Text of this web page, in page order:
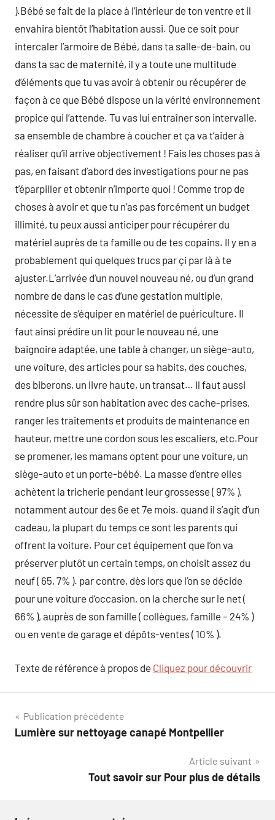
).Bébé se fait de la place à l’intérieur de ton ventre et il
envahira bientôt l’habitation aussi. Que ce soit pour
intercaler l’armoire de Bébé, dans ta salle-de-bain, ou
dans ta sac de maternité, il y a toute une multitude
d’éléments que tu vas avoir à obtenir ou récupérer de
façon à ce que Bébé dispose un la vérité environnement
propice qui l’attende. Tu vas lui entraîner son intervalle,
sa ensemble de chambre à coucher et ça va t’aider à
réaliser qu’il arrive objectivement ! Fais les choses pas à
pas, en faisant d’abord des investigations pour ne pas
t’éparpiller et obtenir n’importe quoi ! Comme trop de
choses à avoir et que tu n’as pas forcément un budget
illimité, tu peux aussi anticiper pour récupérer du
matériel auprès de ta famille ou de tes copains. Il y en a
probablement qui quelques trucs par çi par là à te
ajuster.L’arrivée d’un nouvel nouveau né, ou d’un grand
nombre de dans le cas d’une gestation multiple,
nécessite de s’équiper en matériel de puériculture. Il
faut ainsi prédire un lit pour le nouveau né, une
baignoire adaptée, une table à changer, un siège-auto,
une voiture, des articles pour sa habits, des couches,
des biberons, un livre haute, un transat… Il faut aussi
rendre plus sûr son habitation avec des cache-prises,
ranger les traitements et produits de maintenance en
hauteur, mettre une cordon sous les escaliers, etc.Pour
se promener, les mamans optent pour une voiture, un
siège-auto et un porte-bébé. La masse d’entre elles
achètent la tricherie pendant leur grossesse ( 97% ),
notamment autour des 6e et 7e mois. quand il s’agit d’un
cadeau, la plupart du temps ce sont les parents qui
offrent la voiture. Pour cet équipement que l’on va
préserver plutôt un certain temps, on choisit assez du
neuf ( 65, 7% ). par contre, dès lors que l’on se décide
pour une voiture d’occasion, on la cherche sur le net (
66% ), auprès de son famille ( collègues, famille – 24% )
ou en vente de garage et dépôts-ventes ( 10% ).
Texte de référence à propos de Cliquez pour découvrir
Navigation
de
Publication précédente
Lumière sur nettoyage canapé Montpellier
Article suivant
Tout savoir sur Pour plus de détails